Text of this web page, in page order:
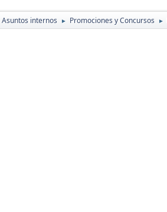
Asuntos internos ► Promociones y Concursos ►